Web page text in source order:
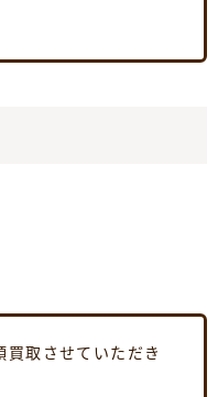
取させていただき